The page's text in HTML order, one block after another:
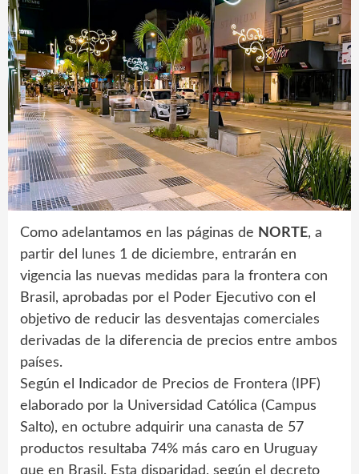
Como adelantamos en las páginas de NORTE, a
partir del lunes 1 de diciembre, entrarán en
vigencia las nuevas medidas para la frontera con
Brasil, aprobadas por el Poder Ejecutivo con el
objetivo de reducir las desventajas comerciales
derivadas de la diferencia de precios entre ambos
países.
Según el Indicador de Precios de Frontera (IPF)
elaborado por la Universidad Católica (Campus
Salto), en octubre adquirir una canasta de 57
productos resultaba 74% más caro en Uruguay
que en Brasil. Esta disparidad, según el decreto